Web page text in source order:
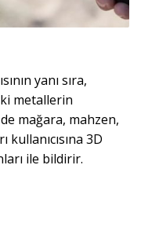
yanı sıra,
metallerin
mağara, mahzen,
kullanıcısına 3D
ile bildirir.